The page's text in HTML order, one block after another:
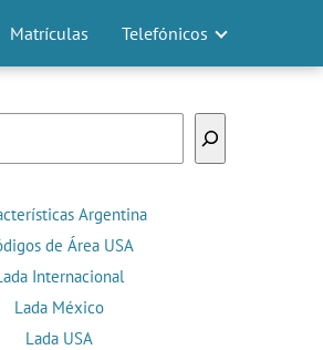
Matrículas Telefónicos
Argentina
de Área USA
Internacional
Lada México
Lada USA